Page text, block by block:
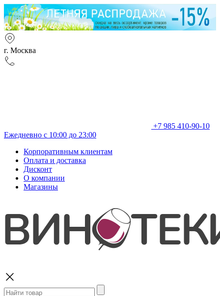
г. Москва
+7 985 410-90-10
Ежедневно с 10:00 до 23:00
Корпоративным клиентам
Оплата и доставка
Дисконт
О компании
Магазины